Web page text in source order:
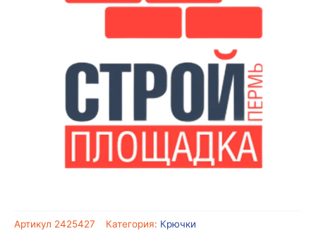
Артикул 2425427 Категория: Крючки